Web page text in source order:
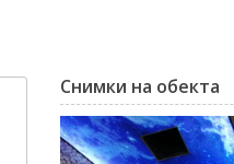
Снимки на обекта